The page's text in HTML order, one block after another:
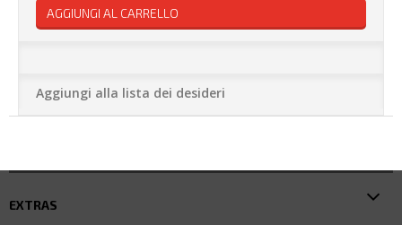
AGGIUNGI AL CARRELLO
Aggiungi alla lista dei desideri
EXTRAS